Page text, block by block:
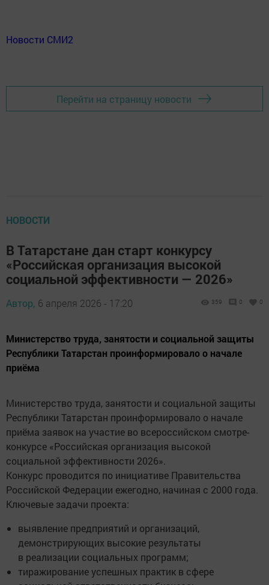
Новости СМИ2
Перейти на страницу новости
НОВОСТИ
В Татарстане дан старт конкурсу
«Российская организация высокой
социальной эффективности — 2026»
Автор, 6 апреля 2026 - 17:20 359 0 0
Министерство труда, занятости и социальной защиты
Республики Татарстан проинформировало о начале
приёма
Министерство труда, занятости и социальной защиты
Республики Татарстан проинформировало о начале
приёма заявок на участие во всероссийском смотре-
конкурсе «Российская организация высокой
социальной эффективности 2026».
Конкурс проводится по инициативе Правительства
Российской Федерации ежегодно, начиная с 2000 года.
Ключевые задачи проекта:
выявление предприятий и организаций,
демонстрирующих высокие результаты
в реализации социальных программ;
тиражирование успешных практик в сфере